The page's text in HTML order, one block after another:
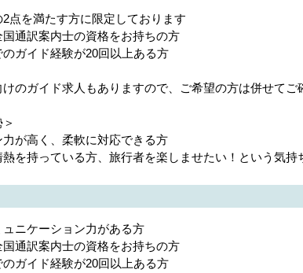
点を満たす方に限定しております
国通訳案内士の資格をお持ちの方
のガイド経験が20回以上ある方
けのガイド求人もありますので、ご希望の方は併せてご
力が高く、柔軟に対応できる方
熱を持っている方、旅行者を楽しませたい！という気持
ュニケーション力がある方
国通訳案内士の資格をお持ちの方
のガイド経験が20回以上ある方